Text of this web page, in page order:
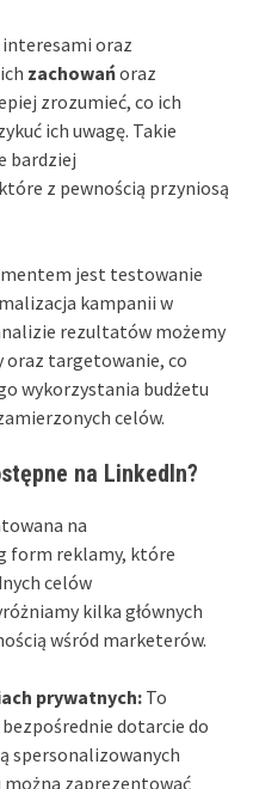
oraz
zachowańoraz
zrozumieć, co ich
ich uwagę. Takie
bardziej
z pewnością przyniosą
jest testowanie
kampanii w
rezultatów możemy
oraz targetowanie, co
wykorzystania budżetu
celów.
na LinkedIn?
na
form reklamy, które
celów
kilka głównych
wśród marketerów.
prywatnych: To
dotarcie do
spersonalizowanych
zaprezentować